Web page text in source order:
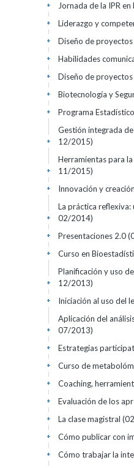
Jornada de la IPR
+
Liderazgo y
+
Diseño de proyectos
+
Habilidades
+
Diseño de
+
Biotecnología y
+
Programa
+
Gestión integrada
12/2015)
+
Herramientas para
11/2015)
+
Innovación y
+
La práctica
02/2014)
+
Presentaciones 2.0
+
Curso en
+
Planificación y uso
12/2013)
+
Iniciación al uso del
+
Aplicación del
07/2013)
+
Estrategias
+
Curso de
+
Coaching,
+
Evaluación de los
+
La clase magistral
+
Cómo publicar con
+
Cómo trabajar la
+